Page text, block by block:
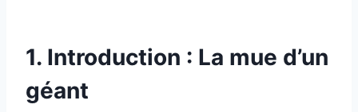
1. Introduction : La mue d’un
géant